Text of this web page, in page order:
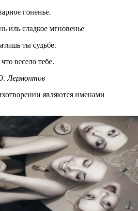
гоненье.
иль сладкое мгновенье
ты судьбе.
весело тебе.
Лермонтов
являются именами